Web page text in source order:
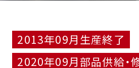
2013年09月生産終了
2020年09月部品供給・